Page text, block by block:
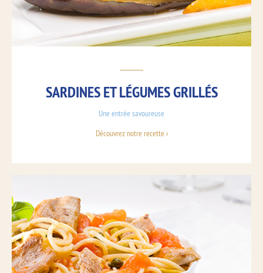
SARDINES ET LÉGUMES GRILLÉS
Une entrée savoureuse
Découvrez notre recette ›